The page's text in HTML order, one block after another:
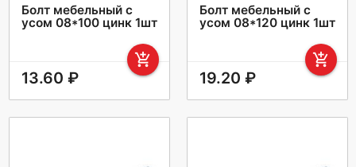
Болт мебельный с
усом 08*100 цинк 1шт
add_shopping_cart
13.60 ₽
Болт мебельный с
усом 08*120 цинк 1шт
add_shopping_cart
19.20 ₽